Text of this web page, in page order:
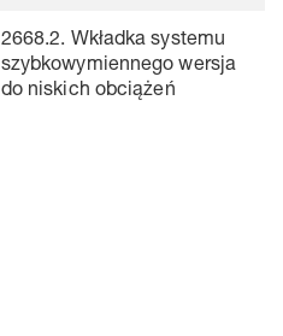
2668.2. Wkładka systemu
szybkowymiennego wersja
do niskich obciążeń